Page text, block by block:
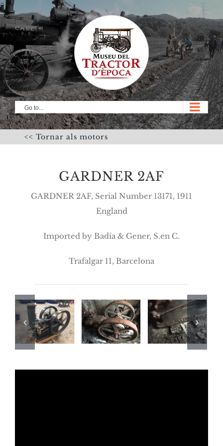
Skip
to
content
Go to...
<< Tornar als motors
GARDNER 2AF
GARDNER 2AF, Serial Number 13171, 1911
England
Imported by Badía & Gener, S.en C.
Trafalgar 11, Barcelona